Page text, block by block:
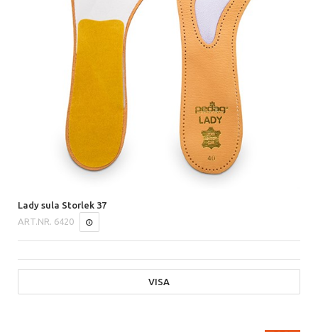
Lady sula Storlek 37
ART.NR. 6420
VISA